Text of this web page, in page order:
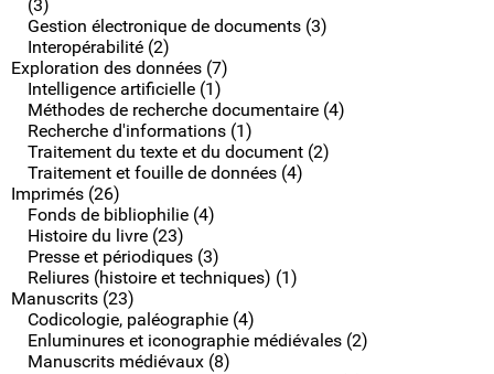
(3)
Gestion électronique de documents (3)
Interopérabilité (2)
Exploration des données (7)
Intelligence artificielle (1)
Méthodes de recherche documentaire (4)
Recherche d'informations (1)
Traitement du texte et du document (2)
Traitement et fouille de données (4)
Imprimés (26)
Fonds de bibliophilie (4)
Histoire du livre (23)
Presse et périodiques (3)
Reliures (histoire et techniques) (1)
Manuscrits (23)
Codicologie, paléographie (4)
Enluminures et iconographie médiévales (2)
Manuscrits médiévaux (8)